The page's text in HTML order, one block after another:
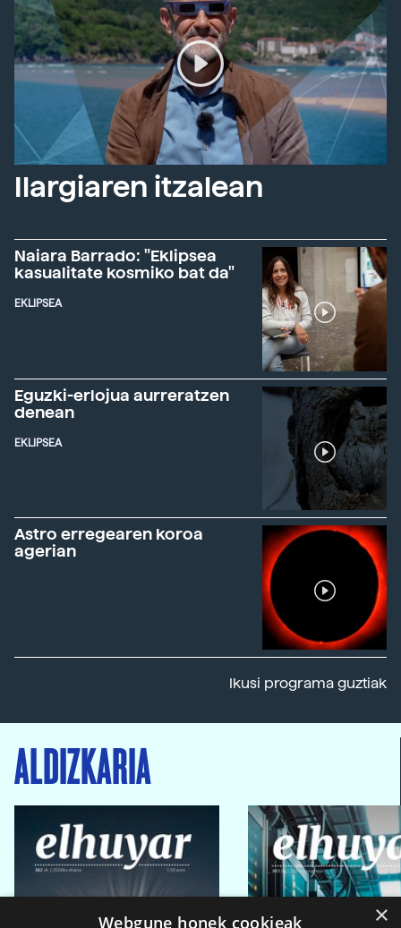
Ilargiaren itzalean
Naiara Barrado: "Eklipsea
kasualitate kosmiko bat da"
EKLIPSEA
Eguzki-erlojua aurreratzen
denean
EKLIPSEA
Astro erregearen koroa
agerian
Ikusi programa guztiak
ALDIZKARIA
×
Webgune honek cookieak